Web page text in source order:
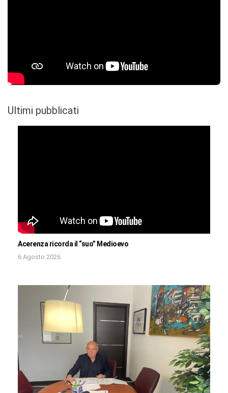
Ultimi pubblicati
Acerenza ricorda il “suo” Medioevo
6 Agosto 2026